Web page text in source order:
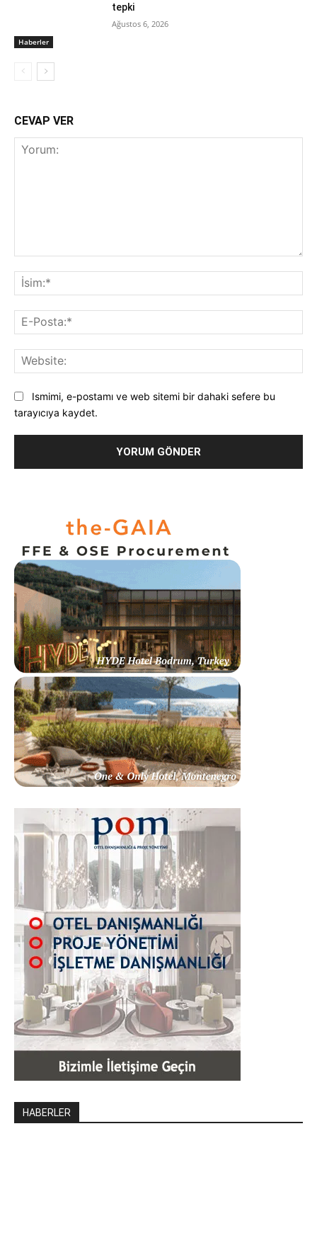
Haberler
tepki
Ağustos 6, 2026
CEVAP VER
Ismimi, e-postamı ve web sitemi bir dahaki sefere bu
tarayıcıya kaydet.
HABERLER